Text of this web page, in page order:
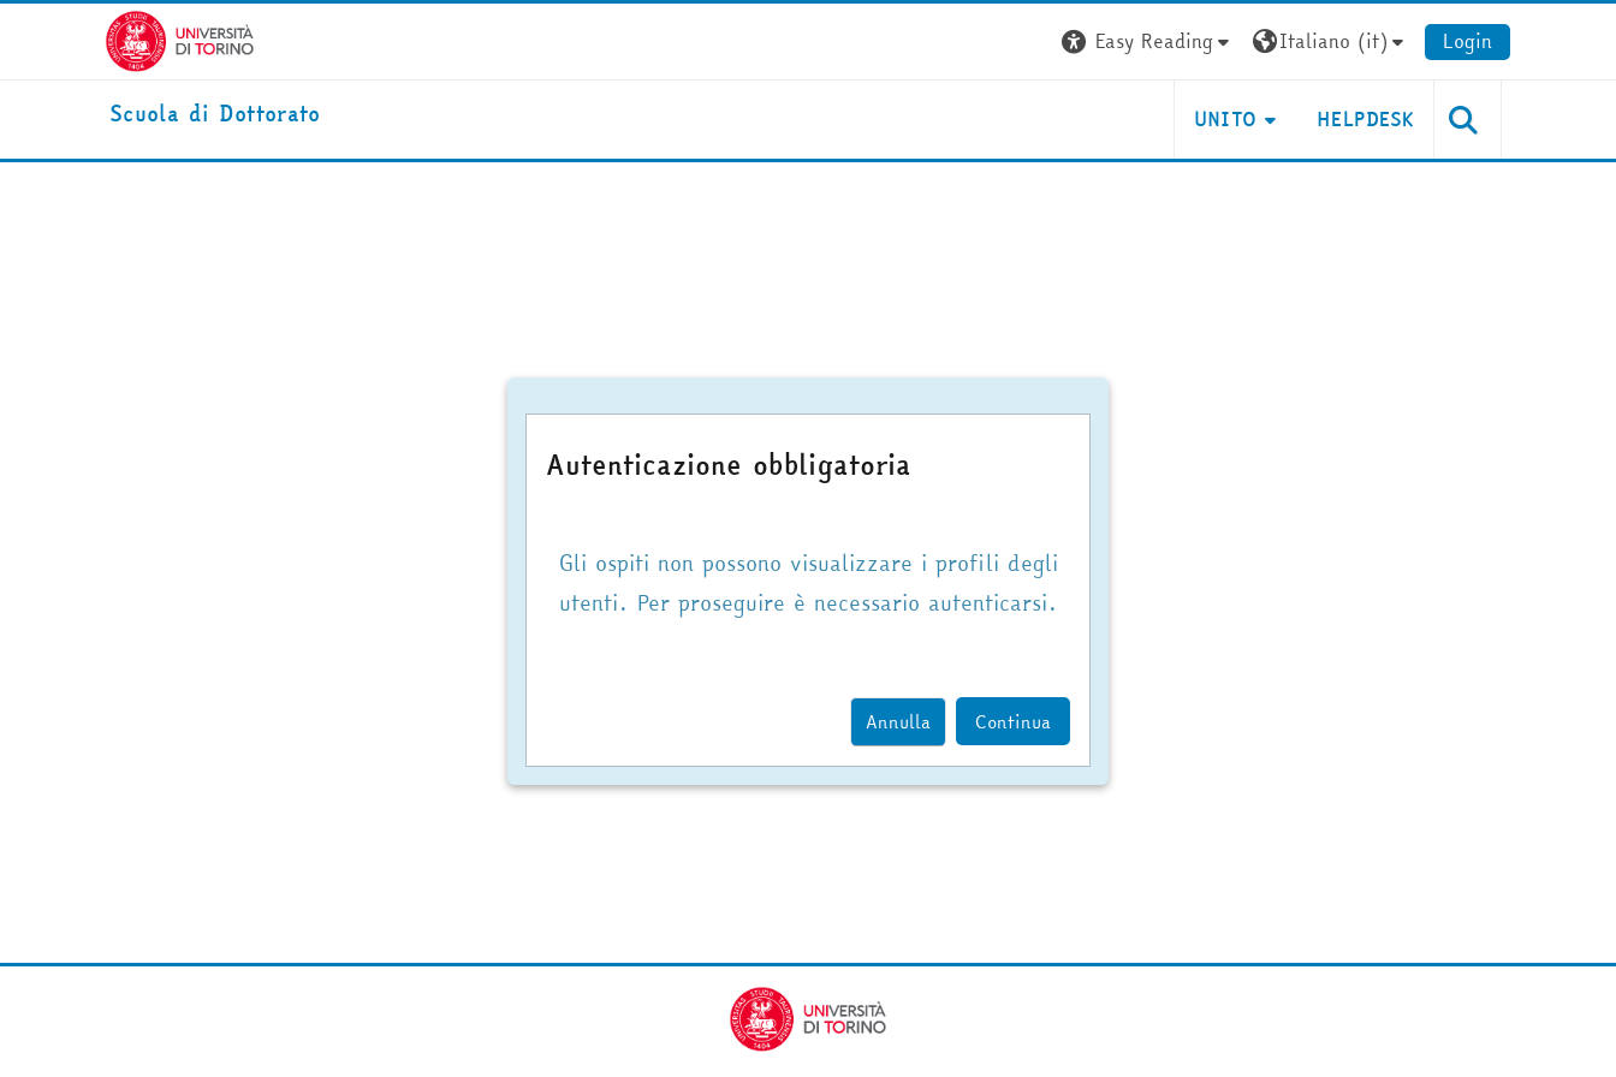
Vai al contenuto principale
Easy Reading
Italiano ‎(it)‎ Login
Scuola di Dottorato UNITO HELPDESK
Autenticazione obbligatoria
Gli ospiti non possono visualizzare i profili degli
utenti. Per proseguire è necessario autenticarsi.
Annulla Continua